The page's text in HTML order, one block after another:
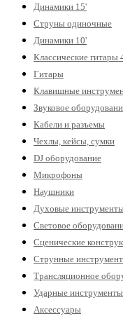
Динамики 15'
Струны одиночные
Динамики 10'
Классические гитары
Гитары
Клавишные
Звуковое
Кабели и разъемы
Чехлы, кейсы, сумки
DJ оборудование
Микрофоны
Наушники
Духовые
Световое
Сценические
Струнные
Трансляционное
Ударные инструменты
Аксессуары